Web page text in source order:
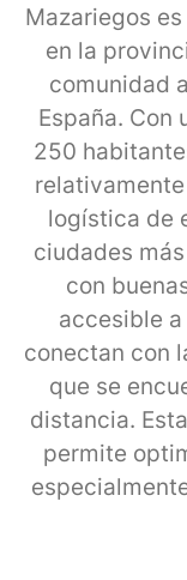
Mazariegos
en la
comunidad
España. Con
250
logística de
ciudades
con
accesible
conectan con
que se
distancia.
permite